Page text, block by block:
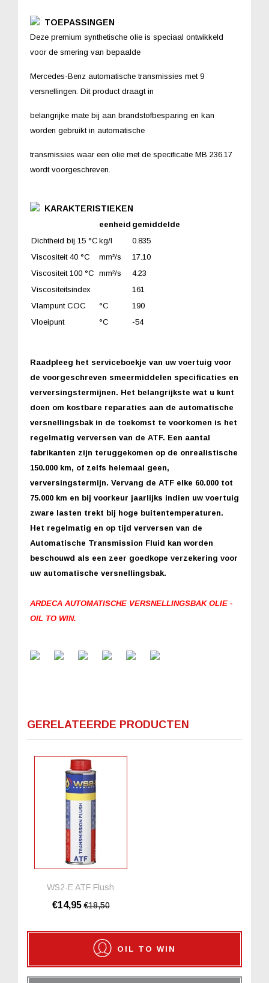
TOEPASSINGEN
Deze premium synthetische olie is speciaal ontwikkeld
voor de smering van bepaalde
Mercedes-Benz automatische transmissies met 9
versnellingen. Dit product draagt in
belangrijke mate bij aan brandstofbesparing en kan
worden gebruikt in automatische
transmissies waar een olie met de specificatie MB 236.17
wordt voorgeschreven.
KARAKTERISTIEKEN
eenheid gemiddelde
Dichtheid bij 15 °C kg/l
0.835
Viscositeit 40 °C
mm²/s
17.10
Viscositeit 100 °C mm²/s
4.23
Viscositeitsindex
161
Vlampunt COC
°C
190
Vloeipunt
°C -54
Raadpleeg het serviceboekje van uw voertuig voor
de voorgeschreven smeermiddelen specificaties en
verversingstermijnen. Het belangrijkste wat u kunt
doen om kostbare reparaties aan de automatische
versnellingsbak in de toekomst te voorkomen is het
regelmatig verversen van de ATF. Een aantal
fabrikanten zijn teruggekomen op de onrealistische
150.000 km, of zelfs helemaal geen,
verversingstermijn. Vervang de ATF elke 60.000 tot
75.000 km en bij voorkeur jaarlijks indien uw voertuig
zware lasten trekt bij hoge buitentemperaturen.
Het regelmatig en op tijd verversen van de
Automatische Transmission Fluid kan worden
beschouwd als een zeer goedkope verzekering voor
uw automatische versnellingsbak.
ARDECA AUTOMATISCHE VERSNELLINGSBAK OLIE -
OIL TO WIN.
GERELATEERDE PRODUCTEN
WS2-E ATF Flush
€14,95€18,50
OIL TO WIN